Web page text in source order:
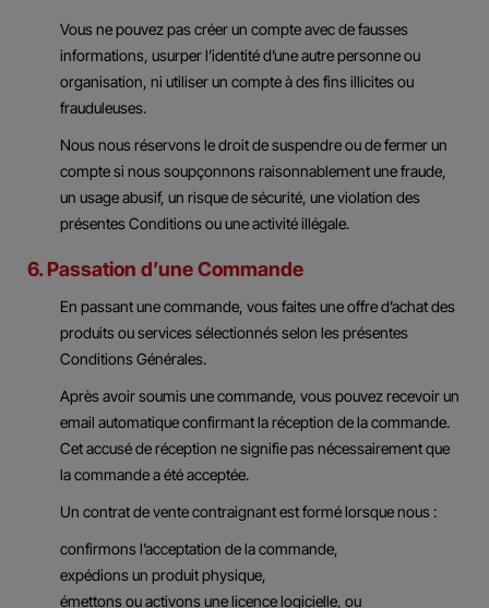
Vous ne pouvez pas créer un compte avec de fausses
informations, usurper l’identité d’une autre personne ou
organisation, ni utiliser un compte à des fins illicites ou
frauduleuses.
Nous nous réservons le droit de suspendre ou de fermer un
compte si nous soupçonnons raisonnablement une fraude,
un usage abusif, un risque de sécurité, une violation des
présentes Conditions ou une activité illégale.
6. Passation d’une Commande
En passant une commande, vous faites une offre d’achat des
produits ou services sélectionnés selon les présentes
Conditions Générales.
Après avoir soumis une commande, vous pouvez recevoir un
email automatique confirmant la réception de la commande.
Cet accusé de réception ne signifie pas nécessairement que
la commande a été acceptée.
Un contrat de vente contraignant est formé lorsque nous :
confirmons l’acceptation de la commande,
expédions un produit physique,
émettons ou activons une licence logicielle, ou